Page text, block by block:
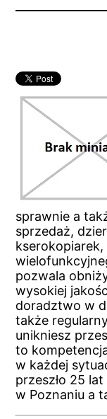
sprawnie a
sprzedaż,
pozwala
wysokiej
doradztwo w
także
unikniesz
to
w każdej
przeszło 25
w Poznaniu a